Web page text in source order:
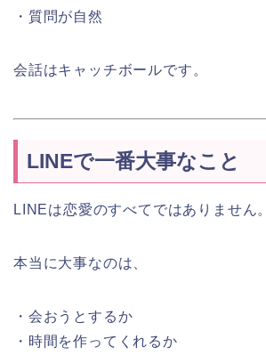
・質問が自然
会話はキャッチボールです。
LINEで一番大事なこと
LINEは恋愛のすべてではありません。
本当に大事なのは、
・会おうとするか
・時間を作ってくれるか